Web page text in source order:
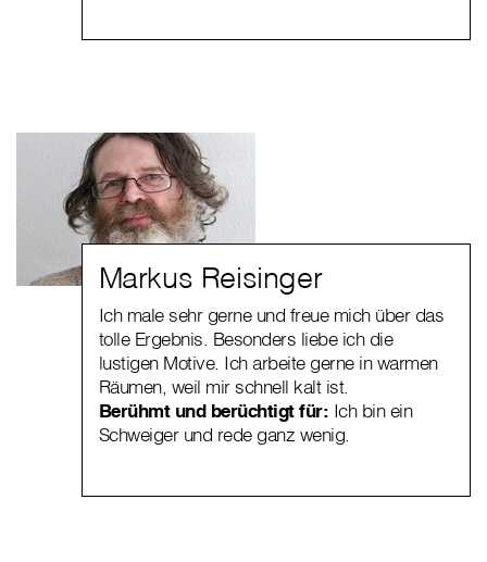
Markus Reisinger
Ich male sehr gerne und freue mich über das
tolle Ergebnis. Besonders liebe ich die
lustigen Motive. Ich arbeite gerne in warmen
Räumen, weil mir schnell kalt ist.
Berühmt und berüchtigt für: Ich bin ein
Schweiger und rede ganz wenig.